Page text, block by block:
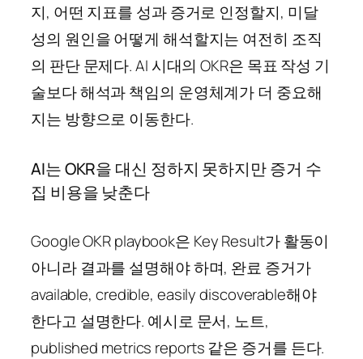
지, 어떤 지표를 성과 증거로 인정할지, 미달
성의 원인을 어떻게 해석할지는 여전히 조직
의 판단 문제다. AI 시대의 OKR은 목표 작성 기
술보다 해석과 책임의 운영체계가 더 중요해
지는 방향으로 이동한다.
AI는 OKR을 대신 정하지 못하지만 증거 수
집 비용을 낮춘다
Google OKR playbook은 Key Result가 활동이
아니라 결과를 설명해야 하며, 완료 증거가
available, credible, easily discoverable해야
한다고 설명한다. 예시로 문서, 노트,
published metrics reports 같은 증거를 든다.